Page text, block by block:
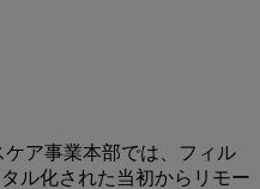
ア事業本部では、フィル
ル化された当初からリモー